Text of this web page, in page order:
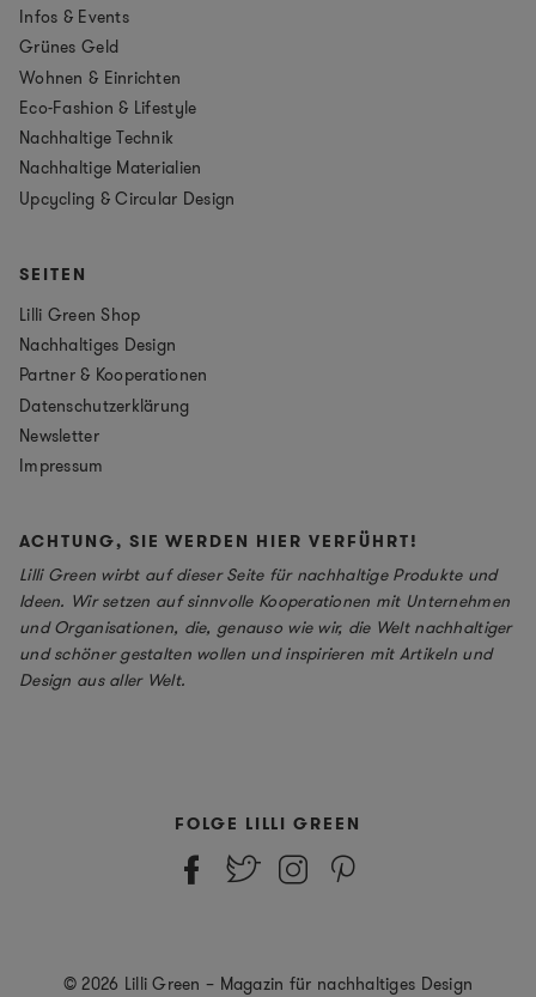
Infos & Events
Grünes Geld
Wohnen & Einrichten
Eco-Fashion & Lifestyle
Nachhaltige Technik
Nachhaltige Materialien
Upcycling & Circular Design
SEITEN
Lilli Green Shop
Nachhaltiges Design
Partner & Kooperationen
Datenschutzerklärung
Newsletter
Impressum
ACHTUNG, SIE WERDEN HIER VERFÜHRT!
Lilli Green wirbt auf dieser Seite für nachhaltige Produkte und
Ideen. Wir setzen auf sinnvolle Kooperationen mit Unternehmen
und Organisationen, die, genauso wie wir, die Welt nachhaltiger
und schöner gestalten wollen und inspirieren mit Artikeln und
Design aus aller Welt.
FOLGE LILLI GREEN
© 2026 Lilli Green – Magazin für nachhaltiges Design